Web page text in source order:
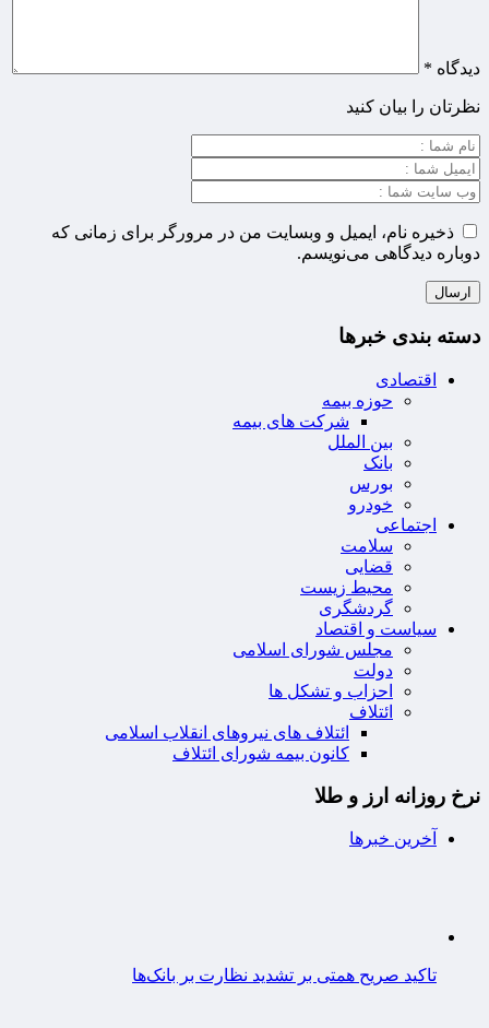
دیدگاه *
نظرتان را بیان کنید
ذخیره نام، ایمیل و وبسایت من در مرورگر برای زمانی که
دوباره دیدگاهی می‌نویسم.
دسته بندی خبرها
اقتصادی
حوزه بیمه
شرکت های بیمه
بین الملل
بانک
بورس
خودرو
اجتماعی
سلامت
قضایی
محیط زیست
گردشگری
سیاست و اقتصاد
مجلس شورای اسلامی
دولت
احزاب و تشکل ها
ائتلاف
ائتلاف های نیروهای انقلاب اسلامی
کانون بیمه شورای ائتلاف
نرخ روزانه ارز و طلا
آخرین خبرها
تاکید صریح همتی بر تشدید نظارت بر بانک‌ها